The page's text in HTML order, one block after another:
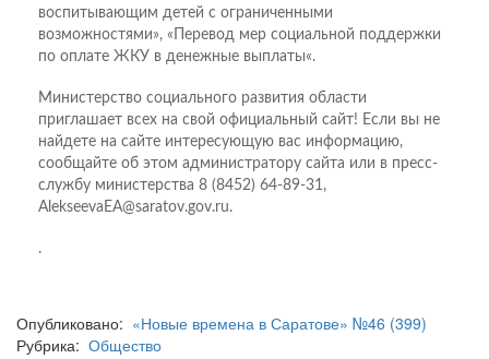
воспитывающим детей с ограниченными
возможностями», «Перевод мер социальной поддержки
по оплате ЖКУ в денежные выплаты«.
Министерство социального развития области
приглашает всех на свой официальный сайт! Если вы не
найдете на сайте интересующую вас информацию,
сообщайте об этом администратору сайта или в пресс-
службу министерства 8 (8452) 64-89-31,
AlekseevaEA@saratov.gov.ru.
.
Опубликовано: «Новые времена в Саратове» №46 (399)
Рубрика: Общество